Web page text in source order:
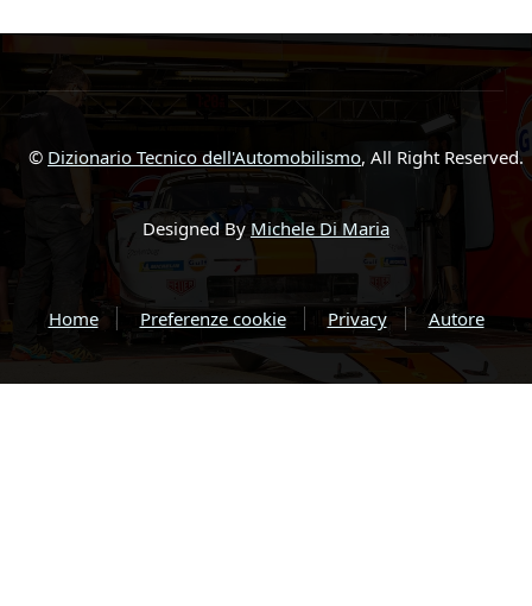
© Dizionario Tecnico dell'Automobilismo, All Right Reserved.
Designed By Michele Di Maria
Home Preferenze cookie Privacy Autore